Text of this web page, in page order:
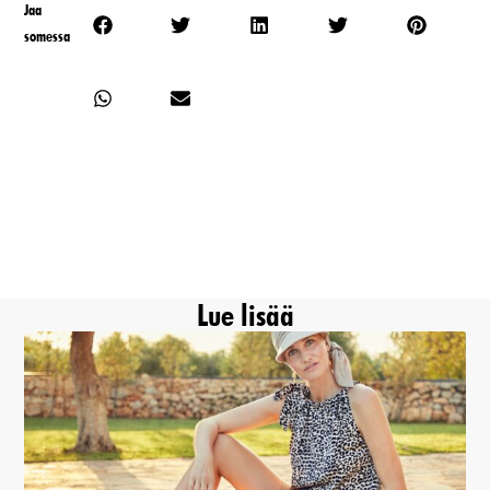
Jaa
somessa
Lue lisää